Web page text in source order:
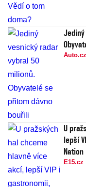
Auto.cz
U
lepší
Nation
E15.cz